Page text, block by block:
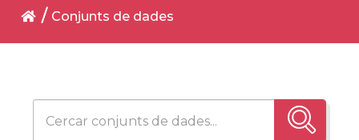
Conjunts de dades